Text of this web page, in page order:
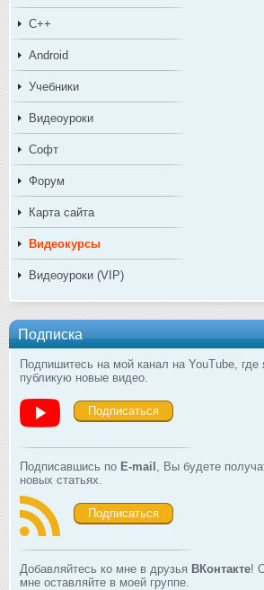
C++
Android
Учебники
Видеоуроки
Софт
Форум
Карта сайта
Видеокурсы
Видеоуроки (VIP)
Подписка
Подпишитесь на мой канал на YouTube, где
публикую новые видео.
Подписаться
Подписавшись по E-mail
, Вы будете
новых статьях.
Подписаться
Добавляйтесь ко мне в друзья ВКонтакте!
мне оставляйте в моей группе.